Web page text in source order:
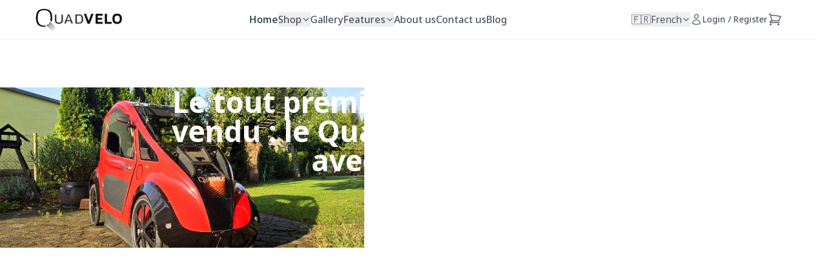
HomeShop GalleryFeatures About usContact usBlog 🇫🇷French Login / Register
Le tout premier Quadvelo jamais
vendu : le Quadvelo au quotidien
avec Georges